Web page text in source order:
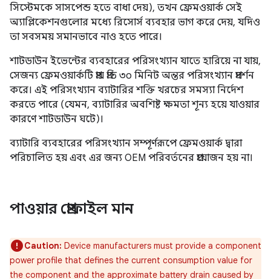
সিস্টেমকে সাসপেন্ড হতে বাধা দেয়), তখন ফ্রেমওয়ার্ক সেই
অ্যাপ্লিকেশনগুলোর মধ্যে রিসোর্স ব্যবহার ভাগ করে দেয়, যদিও
তা সবসময় সমানভাবে নাও হতে পারে।
শাটডাউন ইভেন্টের ব্যবহারের পরিসংখ্যান যাতে হারিয়ে না যায়,
সেজন্য ফ্রেমওয়ার্কটি প্রায় প্রতি ৩০ মিনিট অন্তর পরিসংখ্যান প্রদর্শন
করে। এই পরিসংখ্যান ব্যাটারির শক্তি খরচের সমস্যা নির্দেশ
করতে পারে (যেমন, ব্যাটারির অবশিষ্ট ক্ষমতা শূন্য হয়ে যাওয়ার
কারণে শাটডাউন ঘটে)।
ব্যাটারি ব্যবহারের পরিসংখ্যান সম্পূর্ণরূপে ফ্রেমওয়ার্ক দ্বারা
পরিচালিত হয় এবং এর জন্য OEM পরিবর্তনের প্রয়োজন হয় না।
পাওয়ার প্রোফাইল মান
Caution: Device manufacturers must provide a component
power profile that defines the current consumption value for
the component and the approximate battery drain caused by